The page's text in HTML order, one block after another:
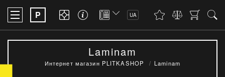
P UA
Laminam
Интернет магазин PLITKASHOP Laminam